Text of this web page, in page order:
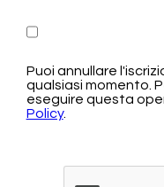
Puoi annullare
qualsiasi momento.
eseguire questa
Policy.